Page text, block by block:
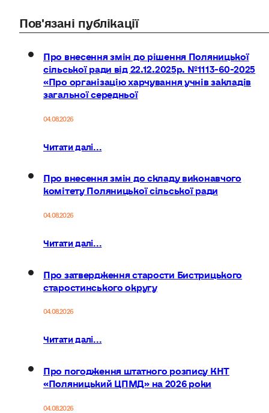
Пов'язані публікації
Про внесення змін до рішення Поляницької
сільської ради від 22.12.2025р. №1113-60-2025
«Про організацію харчування учнів закладів
загальної середньої
04.08.2026
Читати далі...
Про внесення змін до складу виконавчого
комітету Поляницької сільської ради
04.08.2026
Читати далі...
Про затвердження старости Бистрицького
старостинського округу
04.08.2026
Читати далі...
Про погодження штатного розпису КНТ
«Поляницький ЦПМД» на 2026 роки
04.08.2026